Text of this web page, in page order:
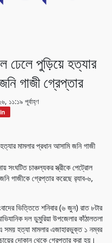
ঢেলে পুড়িয়ে হত্যার
গাজী গ্রেপ্তার
১১:১৯ পূর্বাহ্ণ
সংঘটিত চাঞ্চল্যকর স্ত্রীকে পেট্রোল
গাজীকে গ্রেপ্তার করেছে র‌্যাব-৬,
ভিত্তিতে শনিবার (৬ জুন) রাত ৮টার
দল ডুমুরিয়া উপজেলার কাঁঠালতলা
সময় হত্যা মামলার এজাহারভুক্ত ১ নম্বর
দোকান থেকে গ্রেপ্তার করা হয়।